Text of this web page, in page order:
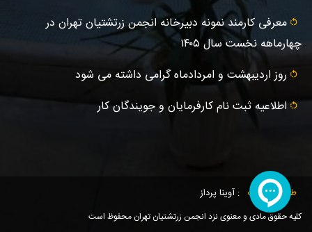
معرفی کارمند نمونه دبیرخانه انجمن زرتشتیان تهران در
چهارماهه نخست سال ۱۴۰۵
روز اردیبهشت و امردادماه گرامی داشته می شود
اطلاعیه ثبت‌ نام کارفرمایان و جویندگان کار
طراحی سایت : آوینا پرداز
کلیه حقوق مادی و معنوی نزد انجمن زرتشتیان تهران محفوظ است